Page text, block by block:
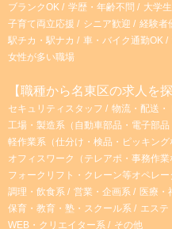
ブランクOK
学歴・年齢不問 大学
子育て両立応援
シニア歓迎 経験者
駅チカ・駅ナカ
車・バイク通勤OK
女性が多い職場
【職種から名東区の求人を探
セキュリティスタッフ
物流・配送・
工場・製造系（自動車部品・電子部品
軽作業系（仕分け・検品・ピッキング
オフィスワーク（テレアポ・事務作業
フォークリフト・クレーン等オペレー
調理・飲食系
営業・企画系
医療・
保育・教育・塾・スクール系
エステ
WEB・クリエイター系
その他